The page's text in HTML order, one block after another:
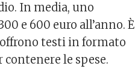
In media, uno
e 600 euro all’anno. È
testi in formato
le spese.